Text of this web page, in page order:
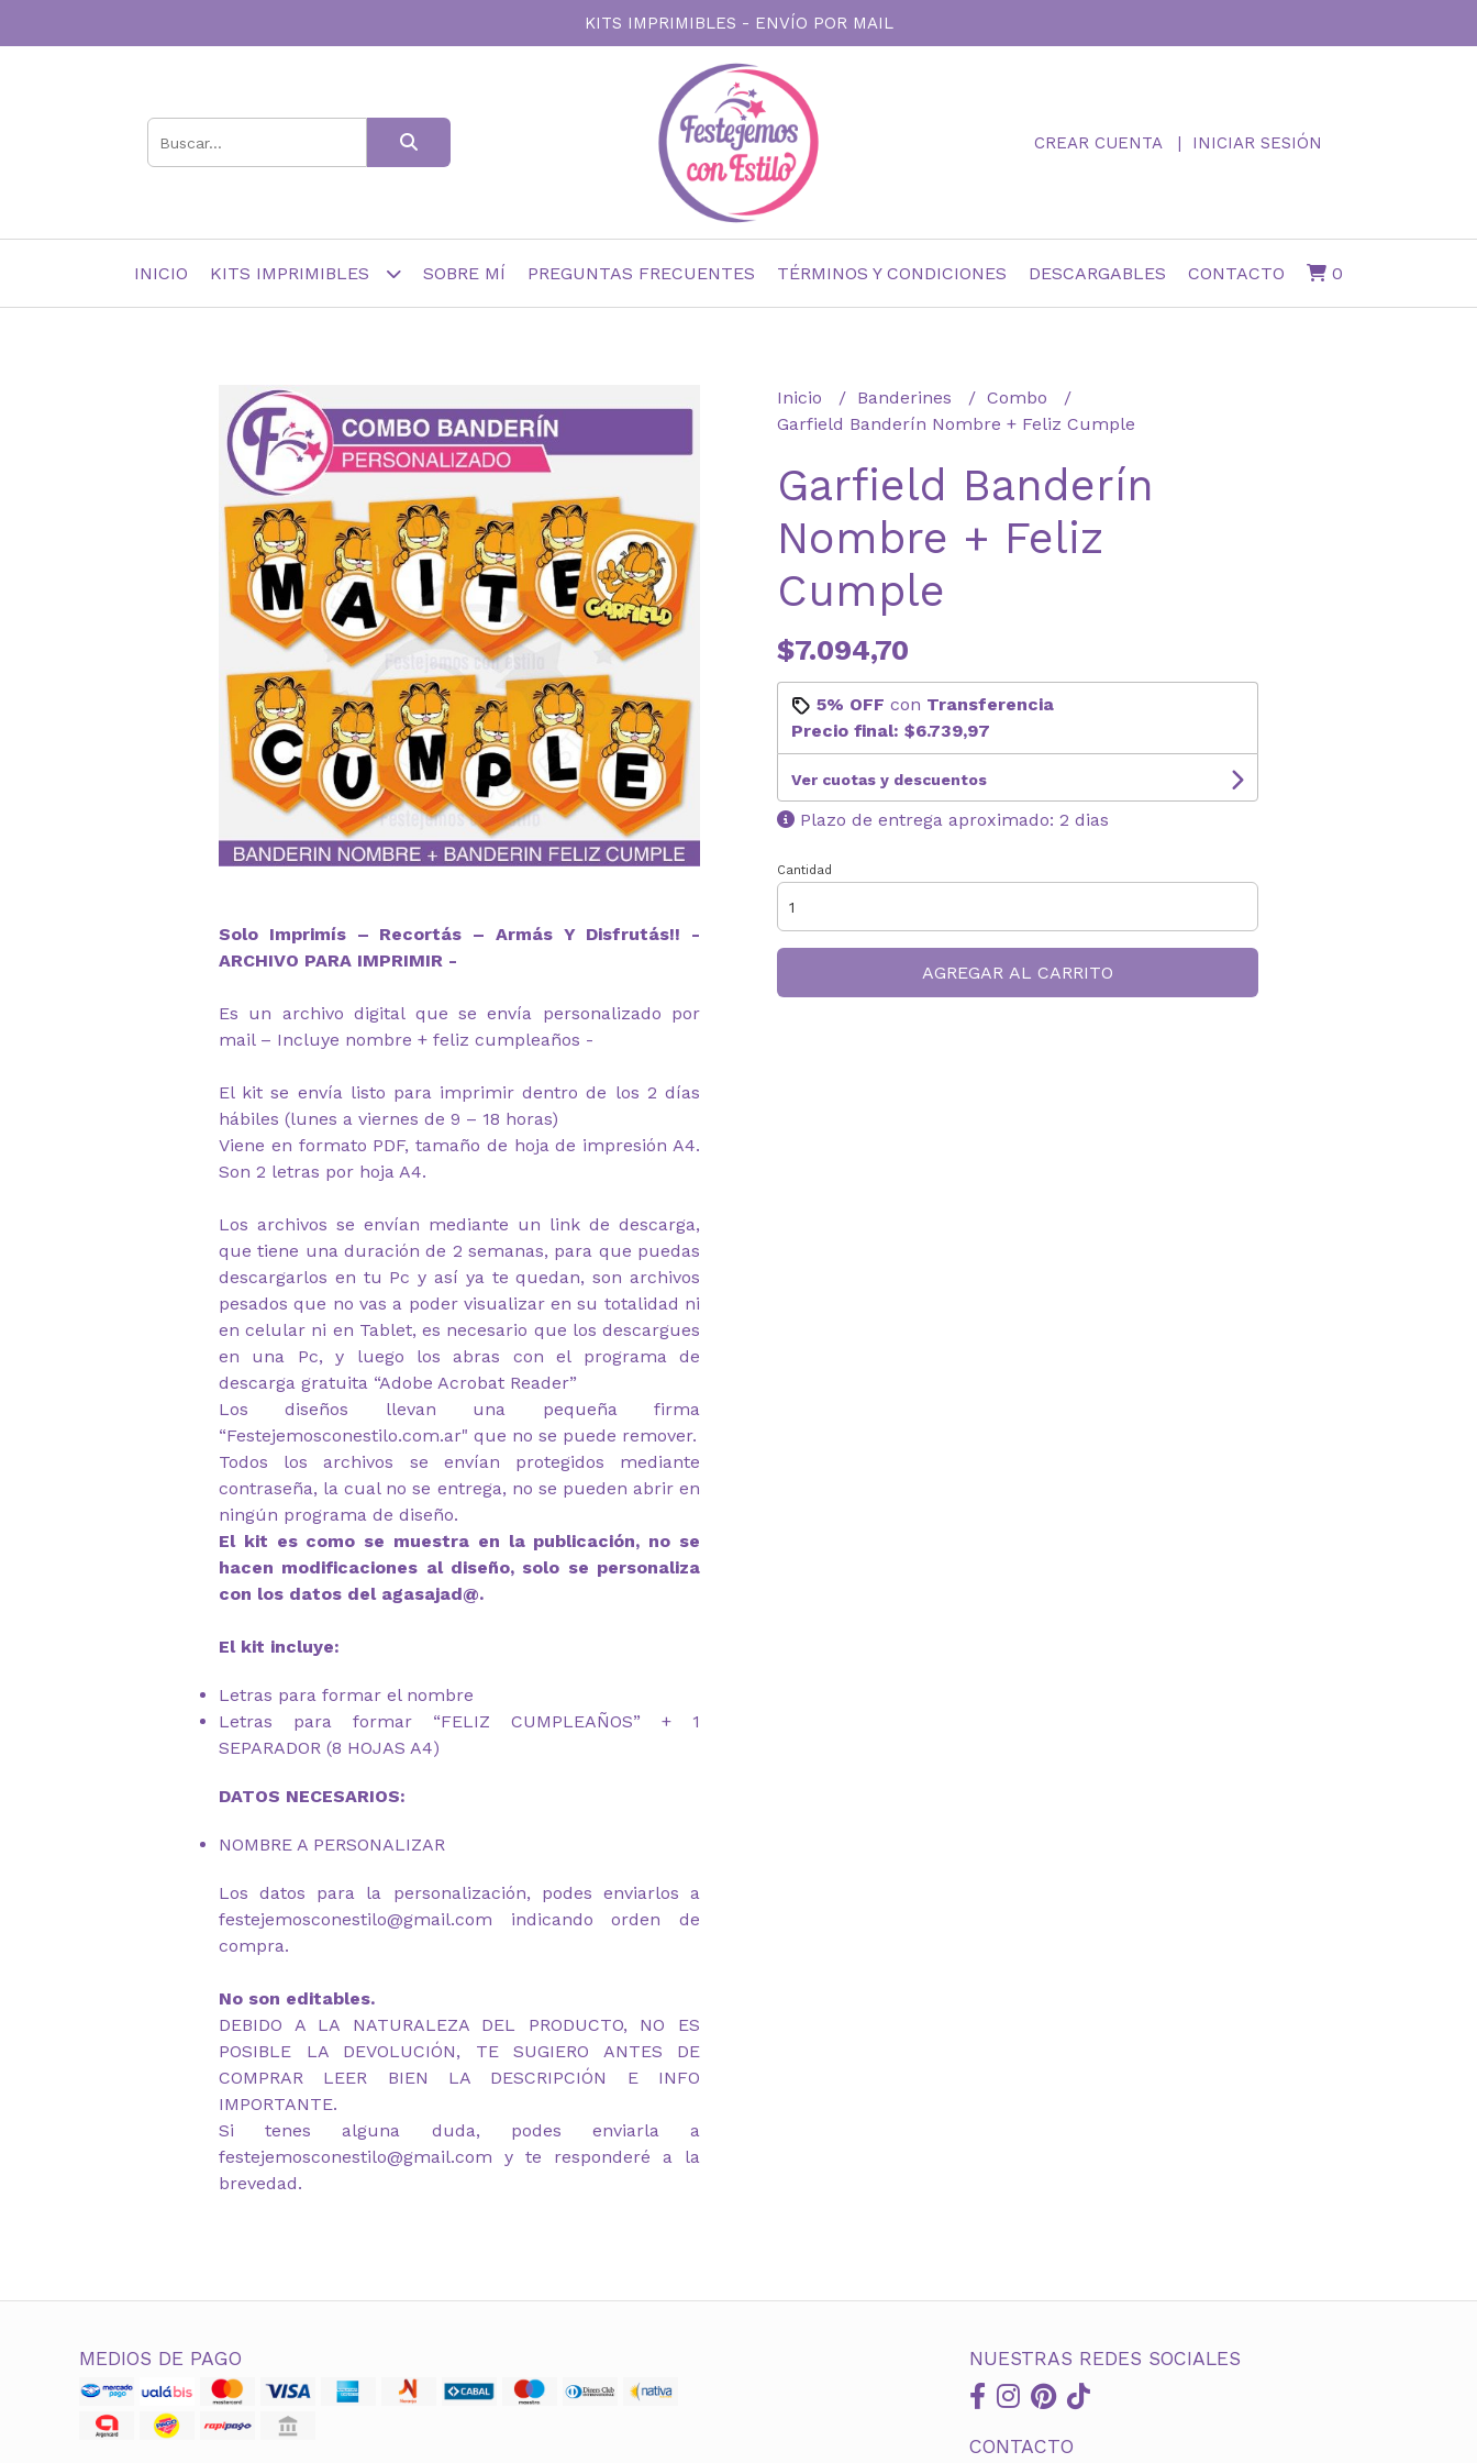
KITS IMPRIMIBLES - ENVÍO POR MAIL
CREAR CUENTA INICIAR SESIÓN
INICIO KITS IMPRIMIBLES SOBRE MÍ PREGUNTAS FRECUENTES TÉRMINOS Y CONDICIONES DESCARGABLES CONTACTO 0
Solo Imprimís – Recortás – Armás Y Disfrutás!! -
ARCHIVO PARA IMPRIMIR -
Es un archivo digital que se envía personalizado por
mail – Incluye nombre + feliz cumpleaños -
El kit se envía listo para imprimir dentro de los 2 días
hábiles (lunes a viernes de 9 – 18 horas)
Viene en formato PDF, tamaño de hoja de impresión A4.
Son 2 letras por hoja A4.
Los archivos se envían mediante un link de descarga,
que tiene una duración de 2 semanas, para que puedas
descargarlos en tu Pc y así ya te quedan, son archivos
pesados que no vas a poder visualizar en su totalidad ni
en celular ni en Tablet, es necesario que los descargues
en una Pc, y luego los abras con el programa de
descarga gratuita “Adobe Acrobat Reader”
Los diseños llevan una pequeña firma
“Festejemosconestilo.com.ar" que no se puede remover.
Todos los archivos se envían protegidos mediante
contraseña, la cual no se entrega, no se pueden abrir en
ningún programa de diseño.
El kit es como se muestra en la publicación, no se
hacen modificaciones al diseño, solo se personaliza
con los datos del agasajad@.
El kit incluye:
Letras para formar el nombre
Letras para formar “FELIZ CUMPLEAÑOS” + 1
SEPARADOR (8 HOJAS A4)
DATOS NECESARIOS:
NOMBRE A PERSONALIZAR
Los datos para la personalización, podes enviarlos a
festejemosconestilo@gmail.com indicando orden de
compra.
No son editables.
DEBIDO A LA NATURALEZA DEL PRODUCTO, NO ES
POSIBLE LA DEVOLUCIÓN, TE SUGIERO ANTES DE
COMPRAR LEER BIEN LA DESCRIPCIÓN E INFO
IMPORTANTE.
Si tenes alguna duda, podes enviarla a
festejemosconestilo@gmail.com y te responderé a la
brevedad.
Inicio Banderines
Combo
Garfield Banderín Nombre + Feliz Cumple
Garfield Banderín
Nombre + Feliz
Cumple
$7.094,70
5% OFF con Transferencia
Precio final: $6.739,97
Ver cuotas y descuentos
Plazo de entrega aproximado: 2 dias
Cantidad
AGREGAR AL CARRITO
MEDIOS DE PAGO NUESTRAS REDES SOCIALES
CONTACTO